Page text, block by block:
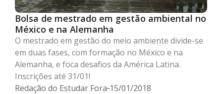
Bolsa de mestrado em gestão ambiental no
México e na Alemanha
O mestrado em gestão do meio ambiente divide-se
em duas fases, com formação no México e na
Alemanha, e foca desafios da América Latina.
Inscrições até 31/01!
Redação do Estudar Fora 15/01/2018